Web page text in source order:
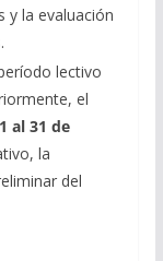
y la evaluación
lectivo
el
al 31 de
la
del